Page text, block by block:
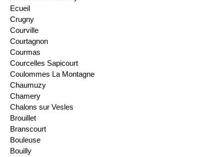
Ecueil
Crugny
Courville
Courtagnon
Courmas
Courcelles Sapicourt
Coulommes La Montagne
Chaumuzy
Chamery
Chalons sur Vesles
Brouillet
Branscourt
Bouleuse
Bouilly